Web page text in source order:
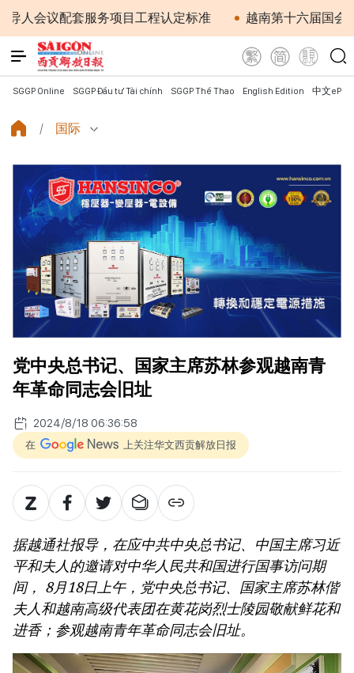
认定标准 越南第十六届国会第一次非常规会议：简化行
SGGP Online SGGP Đầu tư Tài chính SGGP Thể Thao English Edition 中文
国际
党中央总书记、国家主席苏林参观越南青
年革命同志会旧址
2024/8/18 06:36:58
在 上关注华文西贡解放日报
据越通社报导，在应中共中央总书记、中国主席习近
平和夫人的邀请对中华人民共和国进行国事访问期
间， 8月18日上午，党中央总书记、国家主席苏林偕
夫人和越南高级代表团在黄花岗烈士陵园敬献鲜花和
进香；参观越南青年革命同志会旧址。